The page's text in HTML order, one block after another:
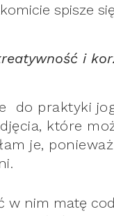
spisze
i
do praktyki
które
je,
w nim matę